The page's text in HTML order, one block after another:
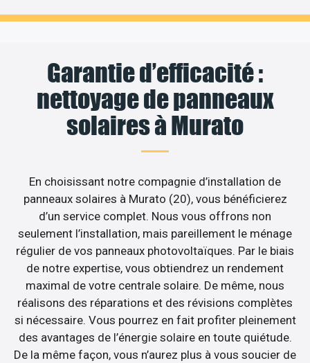
Garantie d’efficacité :
nettoyage de panneaux
solaires à Murato
En choisissant notre compagnie d’installation de
panneaux solaires à Murato (20), vous bénéficierez
d’un service complet. Nous vous offrons non
seulement l’installation, mais pareillement le ménage
régulier de vos panneaux photovoltaïques. Par le biais
de notre expertise, vous obtiendrez un rendement
maximal de votre centrale solaire. De même, nous
réalisons des réparations et des révisions complètes
si nécessaire. Vous pourrez en fait profiter pleinement
des avantages de l’énergie solaire en toute quiétude.
De la même façon, vous n’aurez plus à vous soucier de